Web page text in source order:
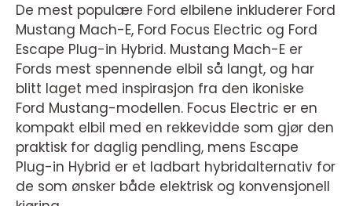
De mest populære Ford elbilene inkluderer Ford
Mustang Mach-E, Ford Focus Electric og Ford
Escape Plug-in Hybrid. Mustang Mach-E er
Fords mest spennende elbil så langt, og har
blitt laget med inspirasjon fra den ikoniske
Ford Mustang-modellen. Focus Electric er en
kompakt elbil med en rekkevidde som gjør den
praktisk for daglig pendling, mens Escape
Plug-in Hybrid er et ladbart hybridalternativ for
de som ønsker både elektrisk og konvensjonell